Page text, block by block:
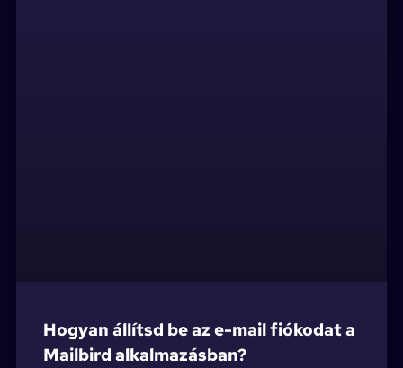
Hogyan állítsd be az e-mail fiókodat a
Mailbird alkalmazásban?